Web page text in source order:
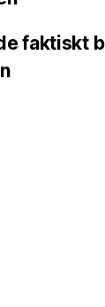
faktiskt